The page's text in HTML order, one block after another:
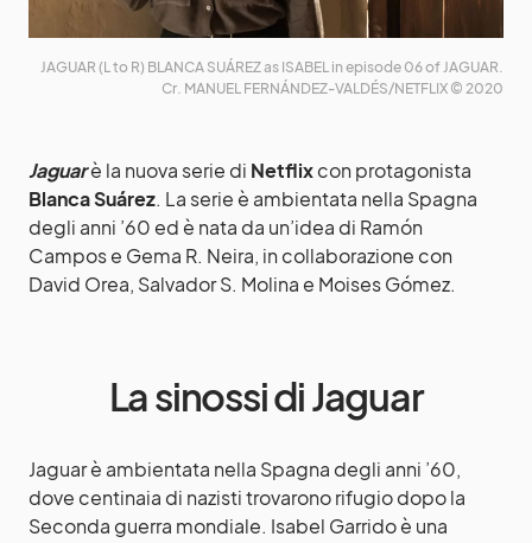
JAGUAR (L to R) BLANCA SUÁREZ as ISABEL in episode 06 of JAGUAR.
Cr. MANUEL FERNÁNDEZ-VALDÉS/NETFLIX © 2020
Jaguarè la nuova serie di Netflixcon protagonista
Blanca Suárez. La serie è ambientata nella Spagna
degli anni ’60 ed è nata da un’idea di Ramón
Campos e Gema R. Neira, in collaborazione con
David Orea, Salvador S. Molina e Moises Gómez.
La sinossi di Jaguar
Jaguar è ambientata nella Spagna degli anni ’60,
dove centinaia di nazisti trovarono rifugio dopo la
Seconda guerra mondiale. Isabel Garrido è una